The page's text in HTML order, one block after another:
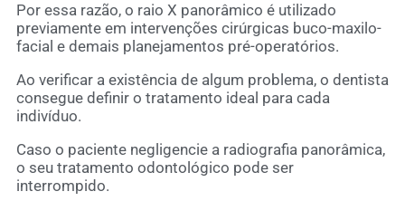
Por essa razão, o raio X panorâmico é utilizado
previamente em intervenções cirúrgicas buco-maxilo-
facial e demais planejamentos pré-operatórios.
Ao verificar a existência de algum problema, o dentista
consegue definir o tratamento ideal para cada
indivíduo.
Caso o paciente negligencie a radiografia panorâmica,
o seu tratamento odontológico pode ser
interrompido.